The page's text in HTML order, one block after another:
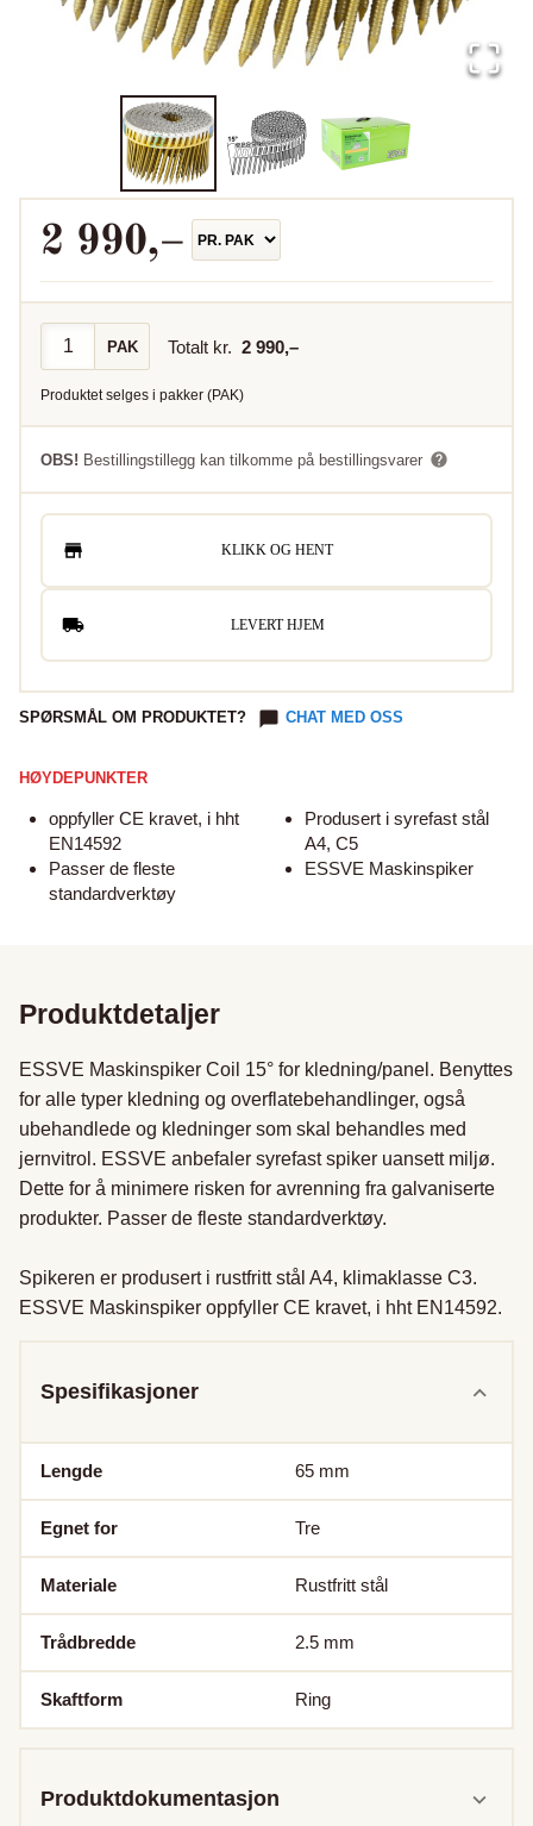
2 990,–
PAK Totalt kr. 2 990,–
Produktet selges i pakker (PAK)
OBS! Bestillingstillegg kan tilkomme på bestillingsvarer
KLIKK OG HENT
LEVERT HJEM
SPØRSMÅL OM PRODUKTET? CHAT MED OSS
HØYDEPUNKTER
oppfyller CE kravet, i hht
EN14592
Passer de fleste
standardverktøy
Produsert i syrefast stål
A4, C5
ESSVE Maskinspiker
Produktdetaljer
ESSVE Maskinspiker Coil 15° for kledning/panel. Benyttes
for alle typer kledning og overflatebehandlinger, også
ubehandlede og kledninger som skal behandles med
jernvitrol. ESSVE anbefaler syrefast spiker uansett miljø.
Dette for å minimere risken for avrenning fra galvaniserte
produkter. Passer de fleste standardverktøy.
Spikeren er produsert i rustfritt stål A4, klimaklasse C3.
ESSVE Maskinspiker oppfyller CE kravet, i hht EN14592.
Spesifikasjoner
Lengde 65 mm
Egnet for Tre
Materiale Rustfritt stål
Trådbredde 2.5 mm
Skaftform Ring
Produktdokumentasjon